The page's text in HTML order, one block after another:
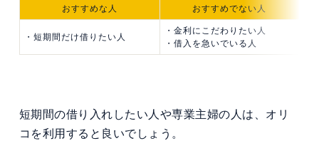
おすすめな人 おすすめでない人
・短期間だけ借りたい人
・金利にこだわりたい人
・借入を急いでいる人
短期間の借り入れしたい人や専業主婦の人は、オリ
コを利用すると良いでしょう。